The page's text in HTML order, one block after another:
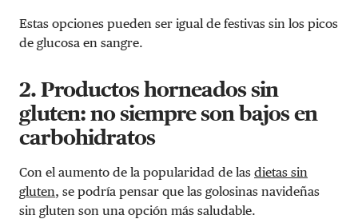
Estas opciones pueden ser igual de festivas sin los picos
de glucosa en sangre.
2. Productos horneados sin
gluten: no siempre son bajos en
carbohidratos
Con el aumento de la popularidad de las dietas sin
gluten, se podría pensar que las golosinas navideñas
sin gluten son una opción más saludable.